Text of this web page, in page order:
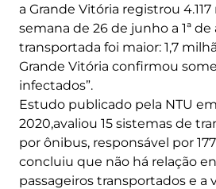
a Grande Vitória registrou 4.117
semana de 26 de junho a 1ª
transportada foi maior: 1,7
Grande Vitória confirmou
infectados”.
Estudo publicado pela NTU
2020,avaliou 15 sistemas de
por ônibus, responsável por
concluiu que não há relação
passageiros transportados e a